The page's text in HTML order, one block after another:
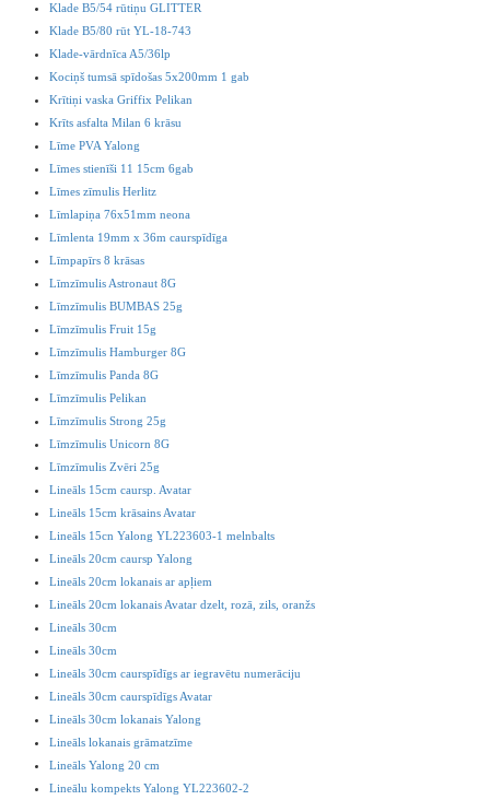
Klade B5/54 rūtiņu GLITTER
Klade B5/80 rūt YL-18-743
Klade-vārdnīca A5/36lp
Kociņš tumsā spīdošas 5x200mm 1 gab
Krītiņi vaska Griffix Pelikan
Krīts asfalta Milan 6 krāsu
Līme PVA Yalong
Līmes stienīši 11 15cm 6gab
Līmes zīmulis Herlitz
Līmlapiņa 76x51mm neona
Līmlenta 19mm x 36m caurspīdīga
Līmpapīrs 8 krāsas
Līmzīmulis Astronaut 8G
Līmzīmulis BUMBAS 25g
Līmzīmulis Fruit 15g
Līmzīmulis Hamburger 8G
Līmzīmulis Panda 8G
Līmzīmulis Pelikan
Līmzīmulis Strong 25g
Līmzīmulis Unicorn 8G
Līmzīmulis Zvēri 25g
Lineāls 15cm caursp. Avatar
Lineāls 15cm krāsains Avatar
Lineāls 15cn Yalong YL223603-1 melnbalts
Lineāls 20cm caursp Yalong
Lineāls 20cm lokanais ar apļiem
Lineāls 20cm lokanais Avatar dzelt, rozā, zils, oranžs
Lineāls 30cm
Lineāls 30cm
Lineāls 30cm caurspīdīgs ar iegravētu numerāciju
Lineāls 30cm caurspīdīgs Avatar
Lineāls 30cm lokanais Yalong
Lineāls lokanais grāmatzīme
Lineāls Yalong 20 cm
Lineālu kompekts Yalong YL223602-2